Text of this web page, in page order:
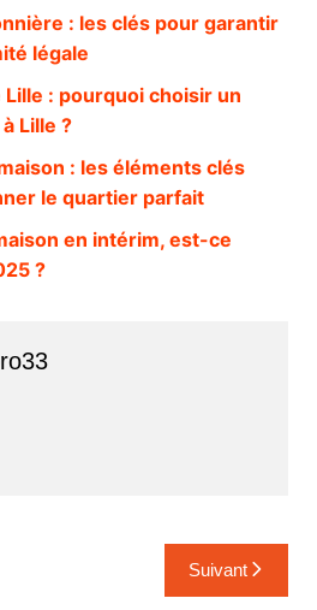
: les clés pour garantir
légale
Lille : pourquoi choisir un
Lille ?
: les éléments clés
le quartier parfait
en intérim, est-ce
?
Suivant